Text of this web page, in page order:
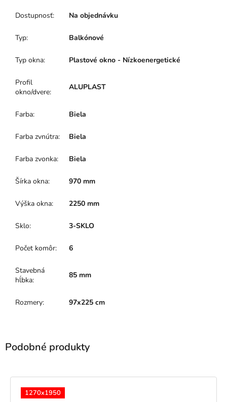
Dostupnosť: Na objednávku
Typ: Balkónové
Typ okna: Plastové okno - Nízkoenergetické
Profil
okno/dvere:
ALUPLAST
Farba: Biela
Farba zvnútra: Biela
Farba zvonka: Biela
Šírka okna: 970 mm
Výška okna: 2250 mm
Sklo: 3-SKLO
Počet komôr: 6
Stavebná
hĺbka:
85 mm
Rozmery: 97x225 cm
1270x1950